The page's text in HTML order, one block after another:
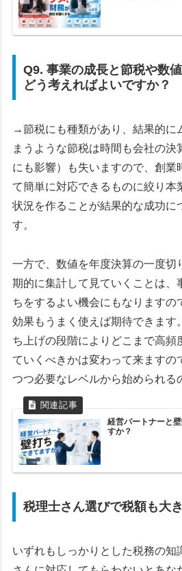
Q9. 事業の成長と節税や数
どう考えればよいですか？
→節税にも種類があり、結果的に
まうような節税は時間も会社の決
にも影響）も失いますので、創業
て簡単に対応できるものに絞り本
状況を作ることが結果的な成功に
す。
一方で、数値を年度決算の一度切
期的に集計して見ていくことは、
ちをするよい機会にもなりますの
効果もうまく使えば期待できます
ち上げの段階によりどこまで高頻
ていくべきかは変わって来ますの
つつ必要なレベルから始められる
経営パートナーと
すか？
税理士さん選びで税額も大
いずれもしっかりとした税務の知